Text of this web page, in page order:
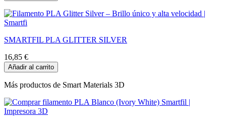
SMARTFIL PLA GLITTER SILVER
16,85 €
Añadir al carrito
Más productos de Smart Materials 3D